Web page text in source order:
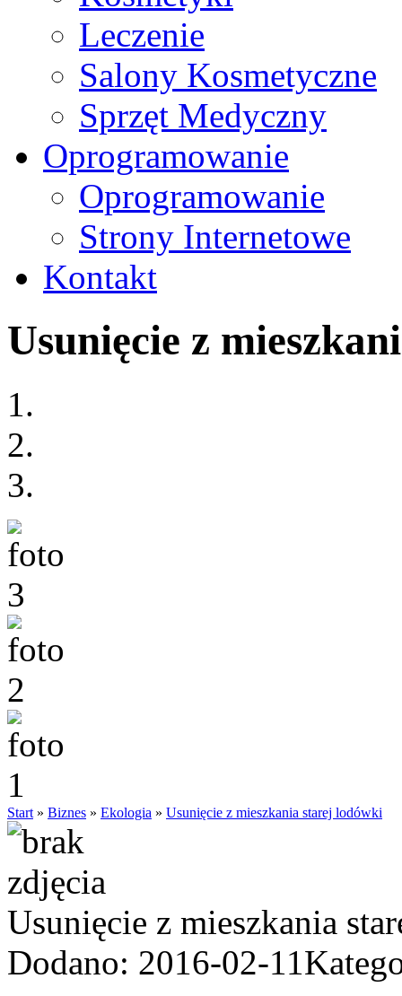
Leczenie
Salony Kosmetyczne
Sprzęt Medyczny
Oprogramowanie
Oprogramowanie
Strony Internetowe
Kontakt
Usunięcie z
Start » Biznes » Ekologia » Usunięcie z mieszkania starej lodówki
Usunięcie z mieszkania
Dodano: 2016-02-11